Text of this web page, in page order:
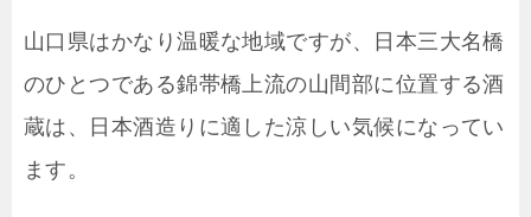
山口県はかなり温暖な地域ですが、日本三大名橋
のひとつである錦帯橋上流の山間部に位置する酒
蔵は、日本酒造りに適した涼しい気候になってい
ます。